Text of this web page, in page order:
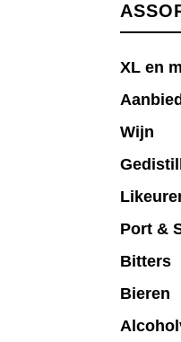
XL en
Wijn
Port &
Bitters
Bieren